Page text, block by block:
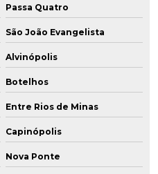
Passa Quatro
São João Evangelista
Alvinópolis
Botelhos
Entre Rios de Minas
Capinópolis
Nova Ponte